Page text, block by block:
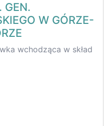
GEN.
W GÓRZE-
wchodząca w skład